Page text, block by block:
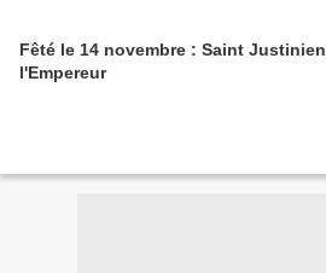
Fêté le 14 novembre : Saint Justinien
l'Empereur